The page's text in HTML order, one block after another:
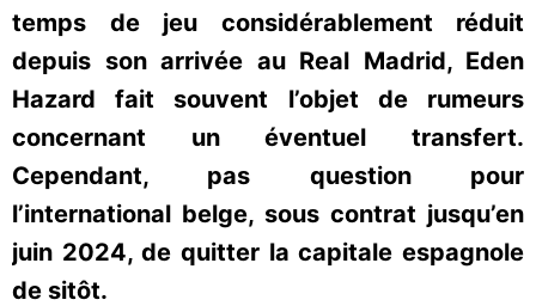
temps de jeu considérablement réduit
depuis son arrivée au Real Madrid, Eden
Hazard fait souvent l’objet de rumeurs
concernant un éventuel transfert.
Cependant, pas question pour
l’international belge, sous contrat jusqu’en
juin 2024, de quitter la capitale espagnole
de sitôt.